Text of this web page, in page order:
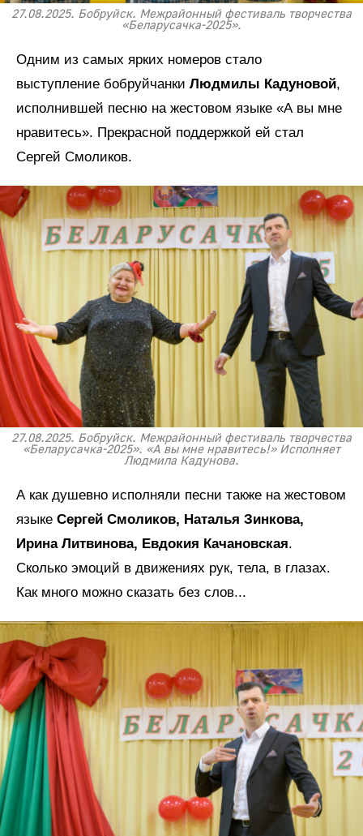
27.08.2025. Бобруйск. Межрайонный фестиваль творчества
«Беларусачка-2025».
Одним из самых ярких номеров стало
выступление бобруйчанки Людмилы Кадуновой,
исполнившей песню на жестовом языке «А вы мне
нравитесь». Прекрасной поддержкой ей стал
Сергей Смоликов.
27.08.2025. Бобруйск. Межрайонный фестиваль творчества
«Беларусачка-2025». «А вы мне нравитесь!» Исполняет
Людмила Кадунова.
А как душевно исполняли песни также на жестовом
языке Сергей Смоликов, Наталья Зинкова,
Ирина Литвинова, Евдокия Качановская.
Сколько эмоций в движениях рук, тела, в глазах.
Как много можно сказать без слов...